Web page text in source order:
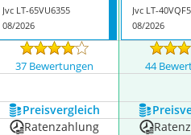
Jvc LT-65VU6355
08/2026
Jvc LT-
08/2026
37 Bewertungen 44
Preis­vergleich
Ratenzahlung